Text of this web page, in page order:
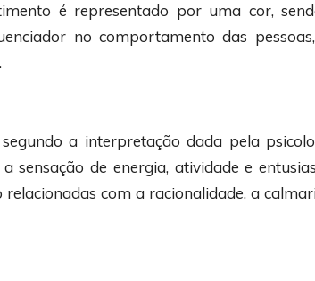
é representado por uma cor,
no comportamento das
a interpretação dada pela
sensação de energia, atividade e
relacionadas com a racionalidade, a